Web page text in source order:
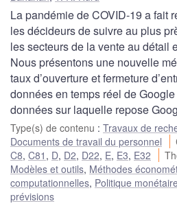
La pandémie de COVID-19 a fait
les décideurs de suivre au plus
les secteurs de la vente au détail
Nous présentons une nouvelle
taux d’ouverture et fermeture
données en temps réel de
données sur laquelle repose
Type(s) de contenu : Travaux de
Documents de travail du personnel
C8, C81 , D, D2, D22, E, E3, E32
Modèles et outils, Méthodes
computationnelles, Politique monétaire
prévisions